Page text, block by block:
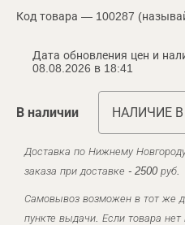
Код товара — 100287
Дата обновления цен и
08.08.2026 в 18:41
В наличии НАЛИЧИЕ
Доставка по Нижнему
заказа при доставке - 2500 руб.
Самовывоз возможен в тот же
пункте выдачи. Если товара